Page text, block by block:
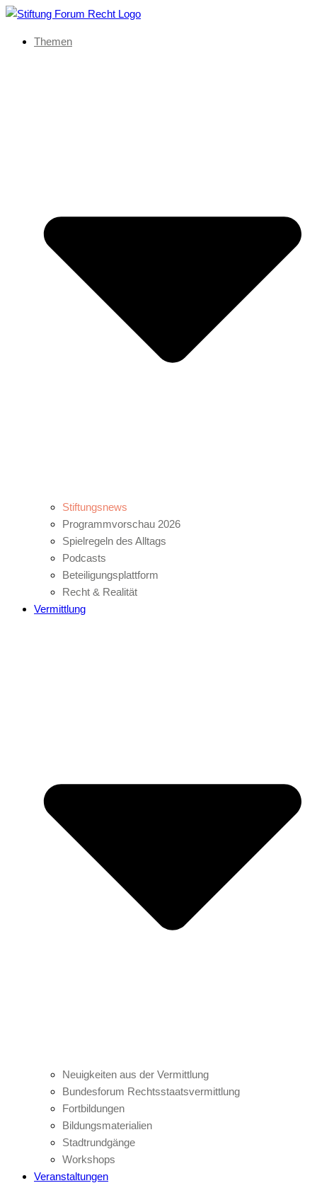
Themen
Stiftungsnews
Programmvorschau 2026
Spielregeln des Alltags
Podcasts
Beteiligungsplattform
Recht & Realität
Vermittlung
Neuigkeiten aus der Vermittlung
Bundesforum Rechtsstaatsvermittlung
Fortbildungen
Bildungsmaterialien
Stadtrundgänge
Workshops
Veranstaltungen